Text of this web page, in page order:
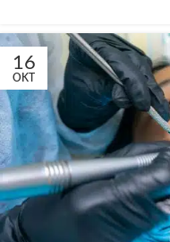
16
OKT